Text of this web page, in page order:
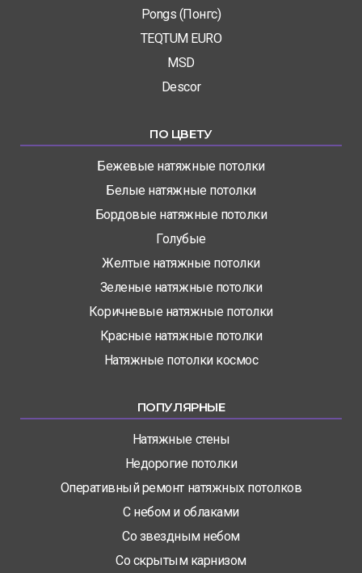
Pongs (Понгс)
TEQTUM EURO
MSD
Descor
ПО ЦВЕТУ
Бежевые натяжные потолки
Белые натяжные потолки
Бордовые натяжные потолки
Голубые
Желтые натяжные потолки
Зеленые натяжные потолки
Коричневые натяжные потолки
Красные натяжные потолки
Натяжные потолки космос
ПОПУЛЯРНЫЕ
Натяжные стены
Недорогие потолки
Оперативный ремонт натяжных потолков
С небом и облаками
Со звездным небом
Со скрытым карнизом